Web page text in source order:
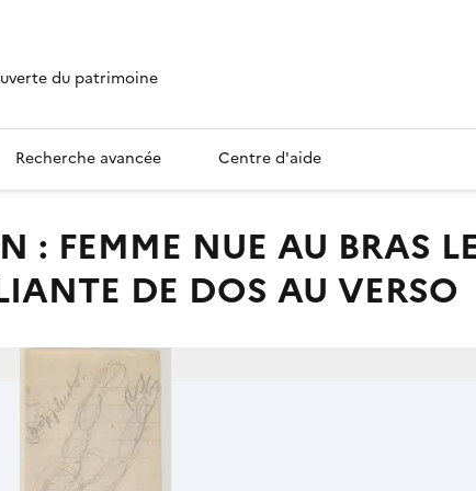
du patrimoine
Recherche avancée Centre d'aide
DE DOS AU VERSO